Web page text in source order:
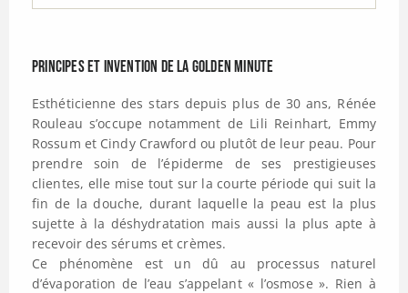
Principes et invention de la Golden Minute
Esthéticienne des stars depuis plus de 30 ans, Rénée
Rouleau s’occupe notamment de Lili Reinhart, Emmy
Rossum et Cindy Crawford ou plutôt de leur peau. Pour
prendre soin de l’épiderme de ses prestigieuses
clientes, elle mise tout sur la courte période qui suit la
fin de la douche, durant laquelle la peau est la plus
sujette à la déshydratation mais aussi la plus apte à
recevoir des sérums et crèmes.
Ce phénomène est un dû au processus naturel
d’évaporation de l’eau s’appelant « l’osmose ». Rien à